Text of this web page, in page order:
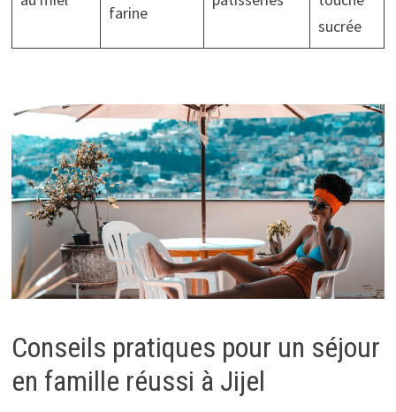
farine
sucrée
Conseils pratiques pour un séjour
en famille réussi à Jijel